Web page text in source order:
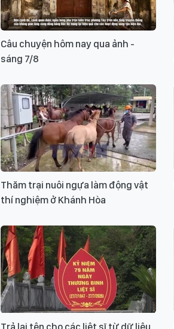
Câu chuyện hôm nay qua ảnh -
sáng 7/8
Thăm trại nuôi ngựa làm động vật
thí nghiệm ở Khánh Hòa
Trả lại tên cho các liệt sĩ từ dữ liệu